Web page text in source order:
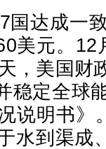
达成一致
美元。
，美国财
稳定全球
说明书》
水到渠成